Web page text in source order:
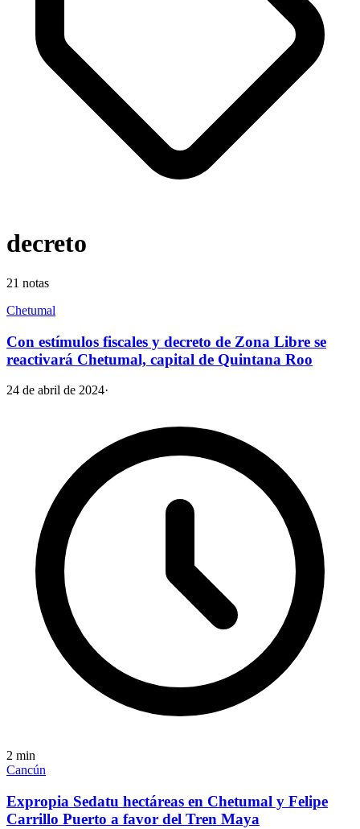
decreto
21 notas
Chetumal
Con estímulos fiscales y decreto de Zona Libre se
reactivará Chetumal, capital de Quintana Roo
24 de abril de 2024·
2 min
Cancún
Expropia Sedatu hectáreas en Chetumal y Felipe
Carrillo Puerto a favor del Tren Maya